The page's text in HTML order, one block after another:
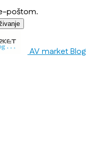
poštom.
AV market Blog